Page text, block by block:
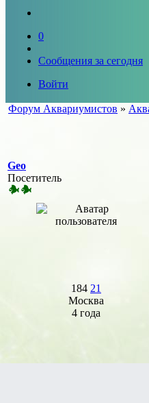
0
Сообщения за сегодня
Войти
Форум Аквариумистов »
Geo
Посетитель
184 21
Москва
4 года